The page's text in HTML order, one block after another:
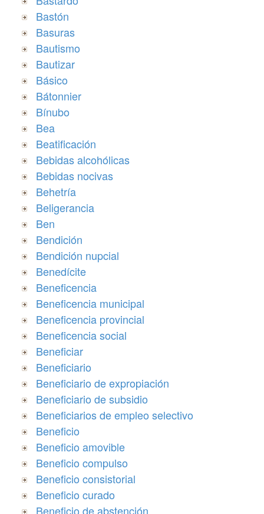
Bastón
Basuras
Bautismo
Bautizar
Básico
Bátonnier
Bínubo
Bea
Beatificación
Bebidas alcohólicas
Bebidas nocivas
Behetría
Beligerancia
Ben
Bendición
Bendición nupcial
Benedícite
Beneficencia
Beneficencia municipal
Beneficencia provincial
Beneficencia social
Beneficiar
Beneficiario
Beneficiario de expropiación
Beneficiario de subsidio
Beneficiarios de empleo selectivo
Beneficio
Beneficio amovible
Beneficio compulso
Beneficio consistorial
Beneficio curado
Beneficio de abstención